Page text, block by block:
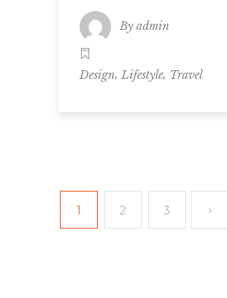
By admin
Design, Lifestyle, Travel
1 2 3